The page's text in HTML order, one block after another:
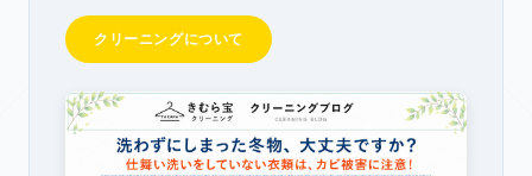
クリーニングについて